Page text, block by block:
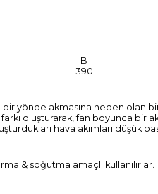
B
390
yönde akmasına neden olan
oluşturarak, fan boyunca bir
hava akımları düşük
& soğutma amaçlı kullanılırlar.